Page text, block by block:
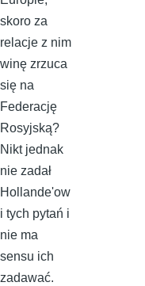
skoro za
relacje z nim
winę zrzuca
się na
Federację
Rosyjską?
Nikt jednak
nie zadał
Hollande'ow
i tych pytań i
nie ma
sensu ich
zadawać.